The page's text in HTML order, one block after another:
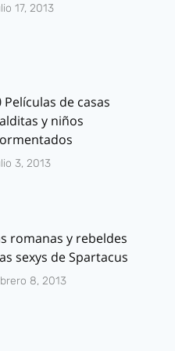
17, 2013
Películas de casas
y niños
3, 2013
romanas y rebeldes
sexys de Spartacus
8, 2013